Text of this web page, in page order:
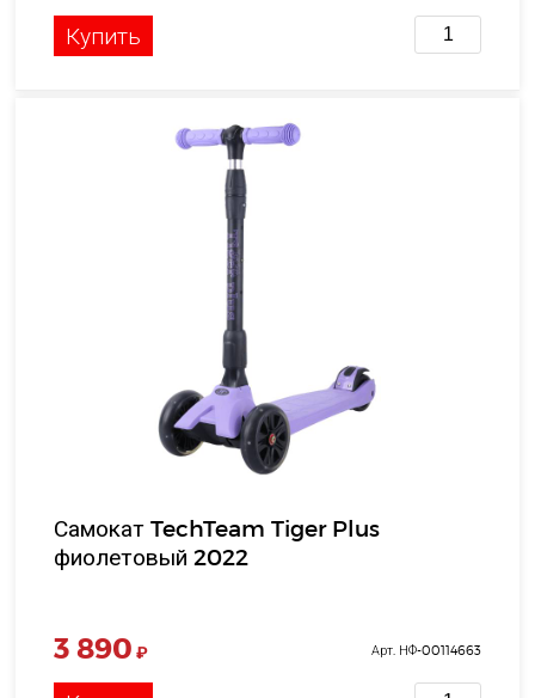
Купить
Самокат TechTeam Tiger Plus
фиолетовый 2022
3 890 ₽ Арт. НФ-00114663